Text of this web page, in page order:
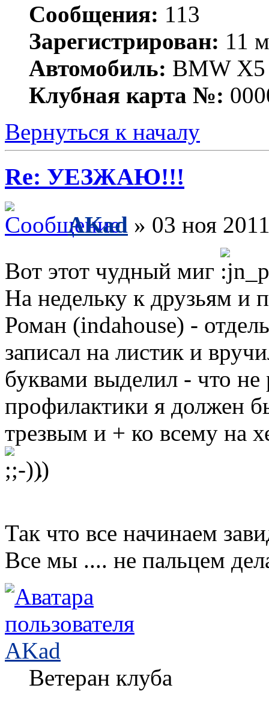
Сообщения: 113
Зарегистрирован: 11
Автомобиль: BMW X5
Клубная карта №:
Вернуться к началу
Re: УЕЗЖАЮ!!!
AKad » 03 ноя
Вот этот чудный миг
На недельку к друзьям и
Роман (indahouse) -
записал на листик и
буквами выделил - что не
профилактики я должен
трезвым и + ко всему на
.
Так что все начинаем
Все мы .... не пальцем
AKad
Ветеран клуба